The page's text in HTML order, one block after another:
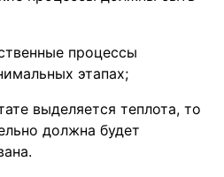
процессы
этапах;
выделяется теплота, то
должна будет